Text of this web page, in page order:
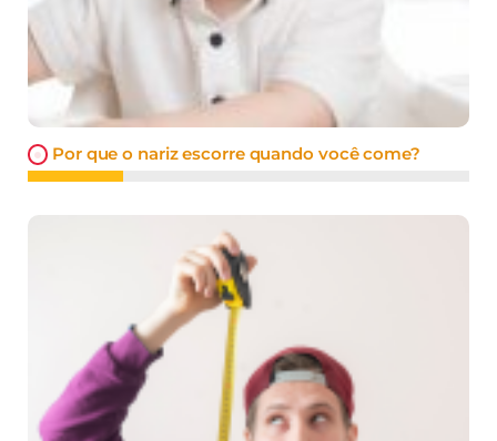
Por que o nariz escorre quando você come?